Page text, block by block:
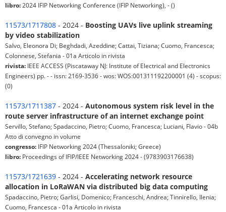
libro: 2024 IFIP Networking Conference (IFIP Networking), - ()
11573/1717808 - 2024 - Boosting UAVs live uplink streaming
by video stabilization
Salvo, Eleonora Di; Beghdadi, Azeddine; Cattai, Tiziana; Cuomo, Francesca;
Colonnese, Stefania - 01a Articolo in rivista
rivista: IEEE ACCESS (Piscataway NJ: Institute of Electrical and Electronics
Engineers) pp. - - issn: 2169-3536 - wos: WOS:001311192200001 (4) - scopus:
(0)
11573/1711387 - 2024 - Autonomous system risk level in the
route server infrastructure of an internet exchange point
Servillo, Stefano; Spadaccino, Pietro; Cuomo, Francesca; Luciani, Flavio - 04b
Atto di convegno in volume
congresso: IFIP Networking 2024 (Thessaloniki; Greece)
libro: Proceedings of IFIP/IEEE Networking 2024 - (9783903176638)
11573/1721639 - 2024 - Accelerating network resource
allocation in LoRaWAN via distributed big data computing
Spadaccino, Pietro; Garlisi, Domenico; Franceschi, Andrea; Tinnirello, Ilenia;
Cuomo, Francesca - 01a Articolo in rivista